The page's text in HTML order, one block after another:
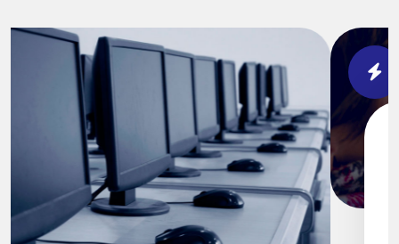
En Todos Unidos,
estamos en una misión
apasionante para
transformar el mundo